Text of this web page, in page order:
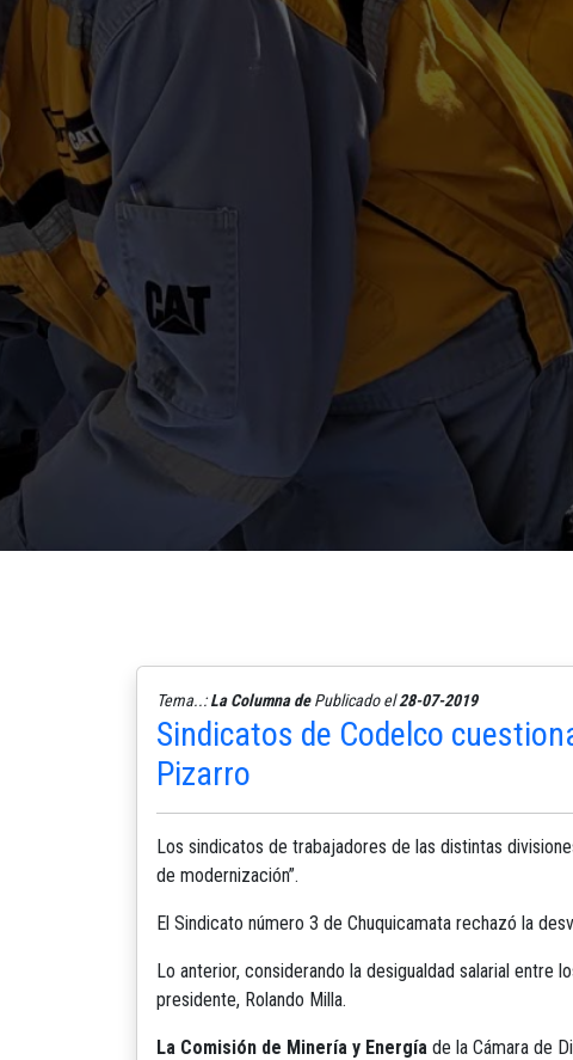
Tema..:La Columna dePublicado el28-07-2019
Sindicatos de Codelco
Pizarro
Los sindicatos de trabajadores de las distintas
de modernización”.
El Sindicato número 3 de Chuquicamata rechazó la
Lo anterior, considerando la desigualdad salarial entre
presidente, Rolando Milla.
La Comisión de Minería y Energía de la Cámara de